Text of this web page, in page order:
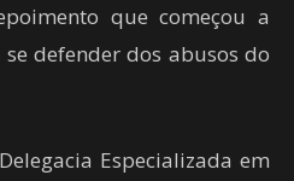
que começou a
defender dos abusos do
Especializada em